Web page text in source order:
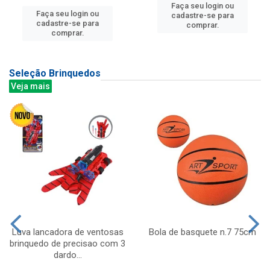
Faça seu login ou
cadastre-se para
comprar.
Faça seu login ou
cadastre-se para
comprar.
Seleção Brinquedos
Veja mais
Luva lancadora de ventosas
brinquedo de precisao com 3
dardo...
Bola de basquete n.7 75cm